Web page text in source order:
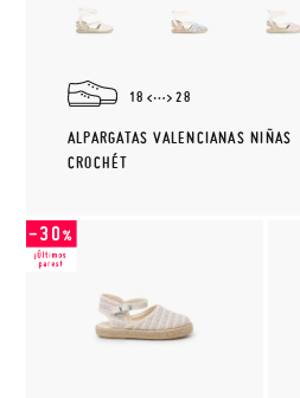
18 28
ALPARGATAS VALENCIANAS NIÑAS
CROCHÉT